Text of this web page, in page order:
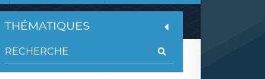
THÉMATIQUES